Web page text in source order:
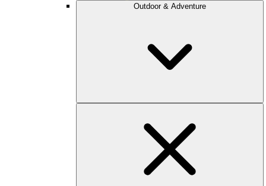
Outdoor & Adventure